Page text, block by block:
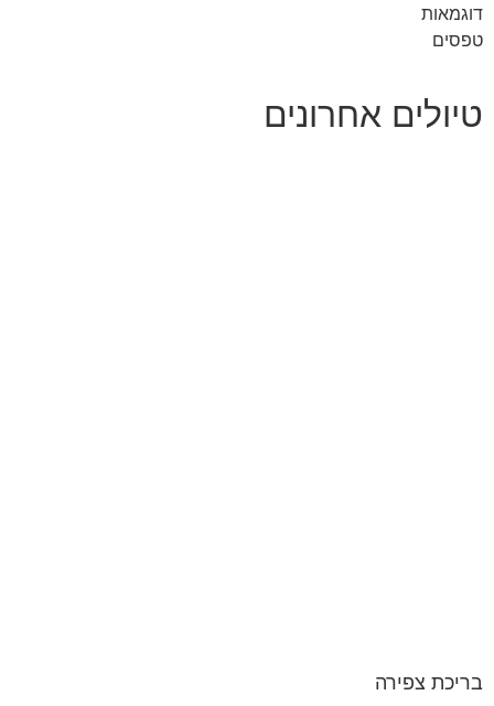
דוגמאות
טפסים
טיולים אחרונים
בריכת צפירה